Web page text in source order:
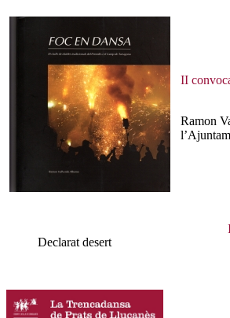
II
Ramon
Declarat desert